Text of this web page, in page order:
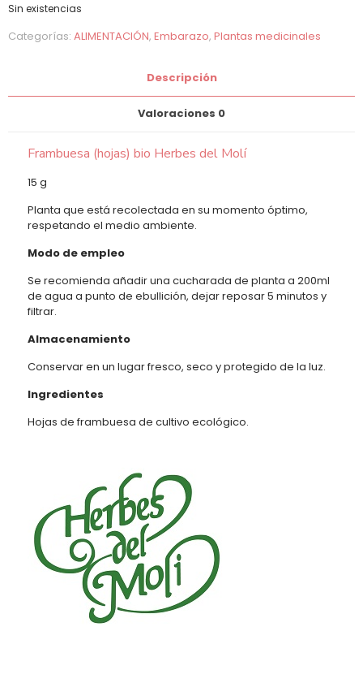
Sin existencias
Categorías: ALIMENTACIÓN, Embarazo, Plantas medicinales
Descripción
Valoraciones 0
Frambuesa (hojas) bio Herbes del Molí
15 g
Planta que está recolectada en su momento óptimo,
respetando el medio ambiente.
Modo de empleo
Se recomienda añadir una cucharada de planta a 200ml
de agua a punto de ebullición, dejar reposar 5 minutos y
filtrar.
Almacenamiento
Conservar en un lugar fresco, seco y protegido de la luz.
Ingredientes
Hojas de frambuesa de cultivo ecológico.